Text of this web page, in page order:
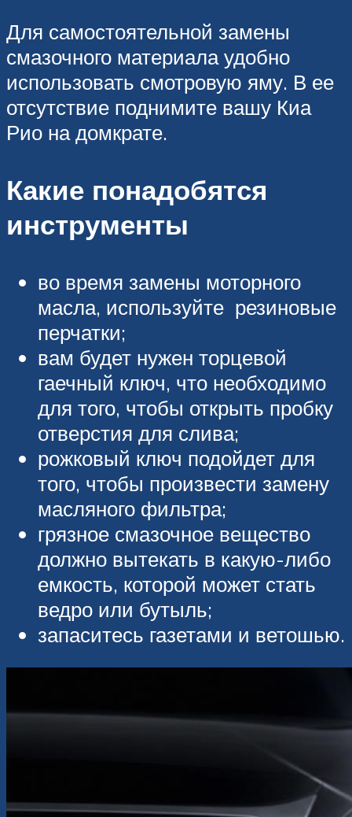
Для самостоятельной замены
смазочного материала удобно
использовать смотровую яму. В ее
отсутствие поднимите вашу Киа
Рио на домкрате.
Какие понадобятся
инструменты
во время замены моторного
масла, используйте резиновые
перчатки;
вам будет нужен торцевой
гаечный ключ, что необходимо
для того, чтобы открыть пробку
отверстия для слива;
рожковый ключ подойдет для
того, чтобы произвести замену
масляного фильтра;
грязное смазочное вещество
должно вытекать в какую-либо
емкость, которой может стать
ведро или бутыль;
запаситесь газетами и ветошью.